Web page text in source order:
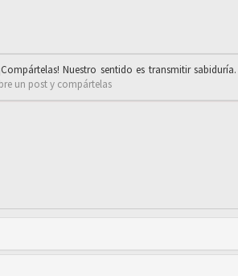
Nuestro sentido es transmitir
un post y compártelas